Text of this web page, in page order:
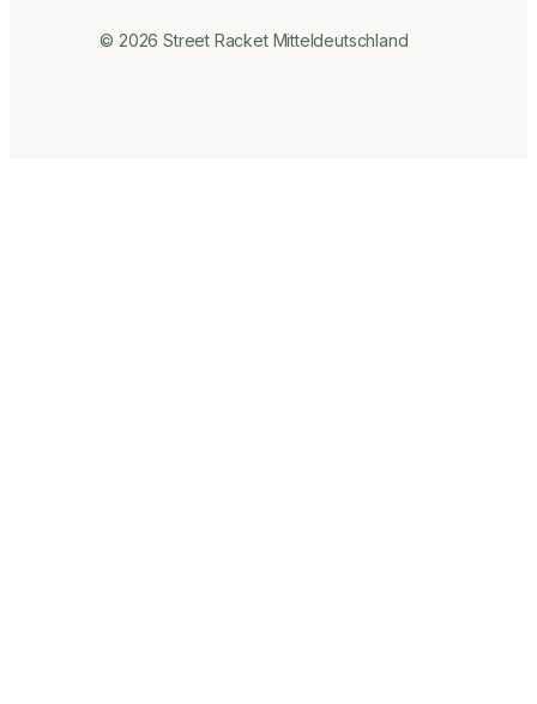
© 2026 Street Racket Mitteldeutschland